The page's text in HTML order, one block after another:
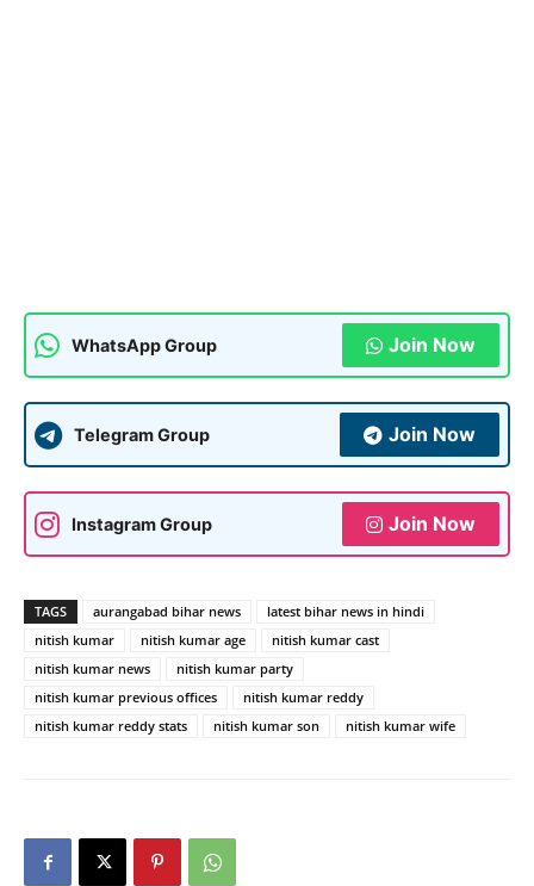
WhatsApp Group Join Now
Telegram Group Join Now
Instagram Group Join Now
TAGS aurangabad bihar news
latest bihar news in hindi
nitish kumar
nitish kumar age
nitish kumar cast
nitish kumar news
nitish kumar party
nitish kumar previous offices
nitish kumar reddy
nitish kumar reddy stats
nitish kumar son nitish kumar wife